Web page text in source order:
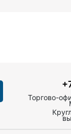
Торгово-